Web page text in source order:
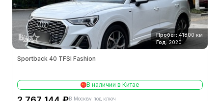
Пробег: 41800 км
Год: 2020
Sportback 40 TFSI Fashion
В наличии в Китае
В Москву под ключ